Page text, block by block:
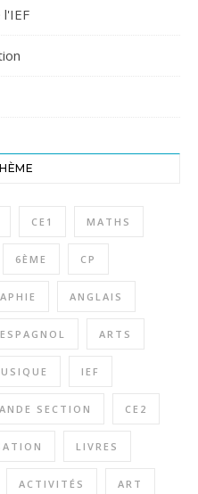
CE1 MATHS
6ÈME CP
ANGLAIS
ESPAGNOL ARTS
IEF
SECTION CE2
LIVRES
ACTIVITÉS ART